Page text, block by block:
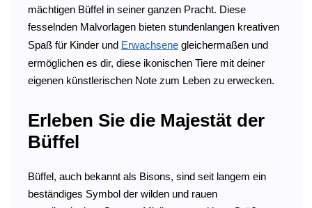
mächtigen Büffel in seiner ganzen Pracht. Diese
fesselnden Malvorlagen bieten stundenlangen kreativen
Spaß für Kinder und Erwachsene gleichermaßen und
ermöglichen es dir, diese ikonischen Tiere mit deiner
eigenen künstlerischen Note zum Leben zu erwecken.
Erleben Sie die Majestät der
Büffel
Büffel, auch bekannt als Bisons, sind seit langem ein
beständiges Symbol der wilden und rauen